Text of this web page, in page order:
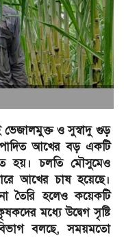
ভেজালমুক্ত ও সুস্বাদু গুড়
আখের বড় একটি
হয়। চলতি মৌসুমেও
আখের চাষ হয়েছে।
তৈরি হলেও কয়েকটি
মধ্যে উদ্বেগ সৃষ্টি
বলছে, সময়মতো